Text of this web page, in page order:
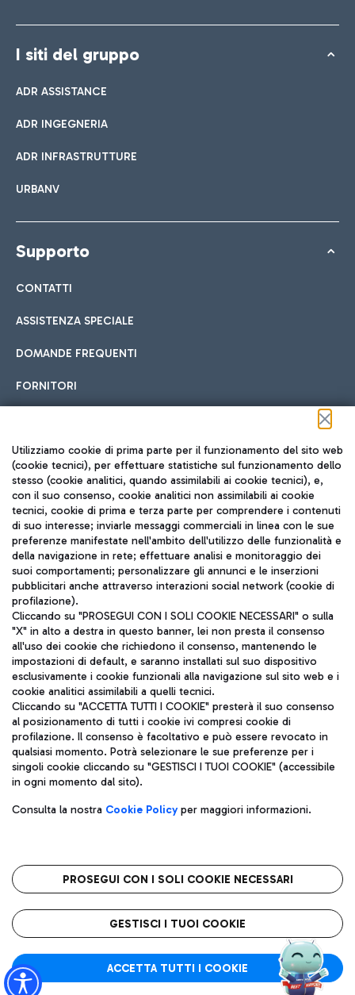
I siti del gruppo
ADR ASSISTANCE
ADR INGEGNERIA
ADR INFRASTRUTTURE
URBANV
Supporto
CONTATTI
ASSISTENZA SPECIALE
DOMANDE FREQUENTI
FORNITORI
Seguici sui social
TRAVEL JOURNAL
ITA
Aeroporti di Roma S.p.A. - Società soggetta a direzione e
coordinamento di Mundys S.p.A.
Codice fiscale e Registro delle Imprese di Roma 13032990155 P.
IVA 06572251004
Capitale sociale 62.224.743,00 int. vers.
Sede legale: Via Pier Paolo Racchetti 1 - 00054 Fiumicino (RM)
telefono +39 06 65951
Privacy policy
Note legali
Roma FCO
L'aeroporto stellato
Utilizziamo cookie di prima parte per il funzionamento del sito web
(cookie tecnici), per effettuare statistiche sul funzionamento dello
stesso (cookie analitici, quando assimilabili ai cookie tecnici), e,
con il suo consenso, cookie analitici non assimilabili ai cookie
tecnici, cookie di prima e terza parte per comprendere i contenuti
di suo interesse; inviarle messaggi commerciali in linea con le sue
preferenze manifestate nell'ambito dell'utilizzo delle funzionalità e
della navigazione in rete; effettuare analisi e monitoraggio dei
suoi comportamenti; personalizzare gli annunci e le inserzioni
pubblicitari anche attraverso interazioni social network (cookie di
profilazione).
Cliccando su "PROSEGUI CON I SOLI COOKIE NECESSARI" o sulla
"X" in alto a destra in questo banner, lei non presta il consenso
all'uso dei cookie che richiedono il consenso, mantenendo le
impostazioni di default, e saranno installati sul suo dispositivo
esclusivamente i cookie funzionali alla navigazione sul sito web e i
cookie analitici assimilabili a quelli tecnici.
Cliccando su "ACCETTA TUTTI I COOKIE" presterà il suo consenso
al posizionamento di tutti i cookie ivi compresi cookie di
profilazione. Il consenso è facoltativo e può essere revocato in
qualsiasi momento. Potrà selezionare le sue preferenze per i
singoli cookie cliccando su "GESTISCI I TUOI COOKIE" (accessibile
in ogni momento dal sito).
Consulta la nostra Cookie Policyper maggiori informazioni.
PROSEGUI CON I SOLI COOKIE NECESSARI
GESTISCI I TUOI COOKIE
ACCETTA TUTTI I COOKIE